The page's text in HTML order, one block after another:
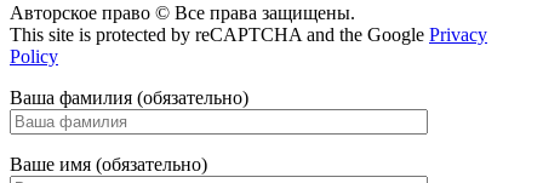
Авторское право © Все права защищены.
This site is protected by reCAPTCHA and the Google Privacy
Policy
Ваша фамилия (обязательно)
Ваше имя (обязательно)